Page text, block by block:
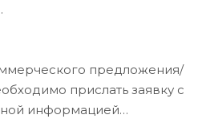
предложения/
прислать заявку с
информацией